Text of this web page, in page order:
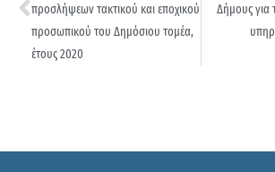
προσλήψεων τακτικού και εποχικού
προσωπικού του Δημόσιου τομέα,
έτους 2020
Δήμους για